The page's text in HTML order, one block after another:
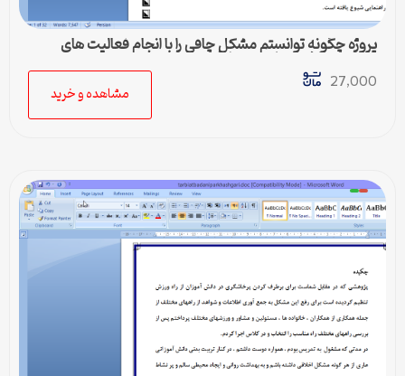
پروژه چگونه توانستم مشکل چاقی را با انجام فعالیت های
ورزشی و تغذیه مناسب برطرف نمایم
27,000
مشاهده و خرید